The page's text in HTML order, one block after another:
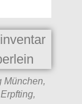
München,